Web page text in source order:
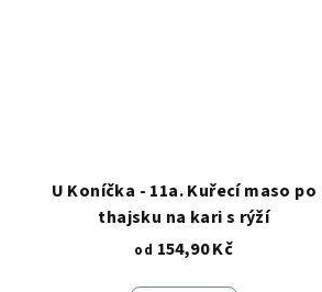
U Koníčka - 11a. Kuřecí maso po
thajsku na kari s rýží
od 154,90 Kč